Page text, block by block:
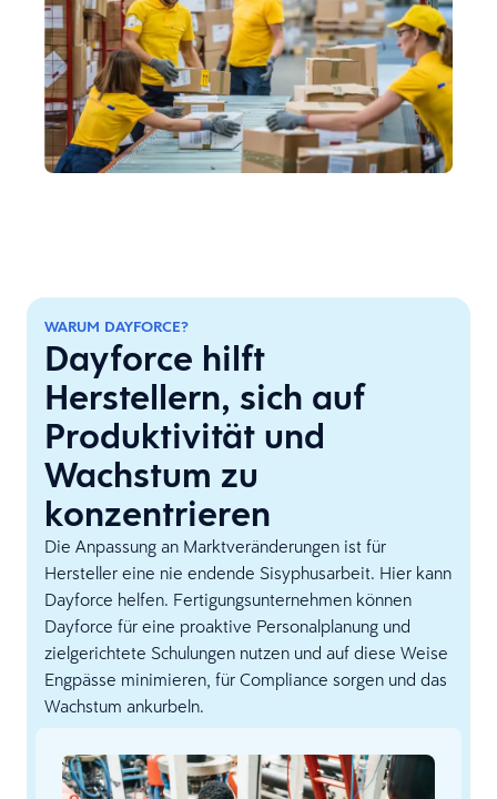
WARUM DAYFORCE?
Dayforce hilft
Herstellern, sich auf
Produktivität und
Wachstum zu
konzentrieren
Die Anpassung an Marktveränderungen ist für
Hersteller eine nie endende Sisyphusarbeit. Hier kann
Dayforce helfen. Fertigungsunternehmen können
Dayforce für eine proaktive Personalplanung und
zielgerichtete Schulungen nutzen und auf diese Weise
Engpässe minimieren, für Compliance sorgen und das
Wachstum ankurbeln.